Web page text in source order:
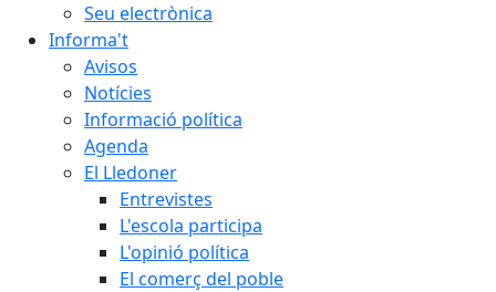
Seu electrònica
Informa't
Avisos
Notícies
Informació política
Agenda
El Lledoner
Entrevistes
L'escola participa
L'opinió política
El comerç del poble